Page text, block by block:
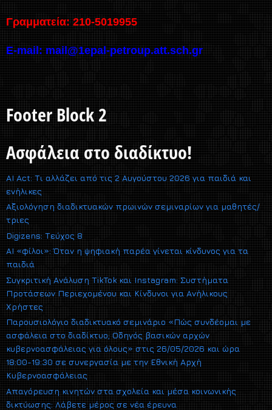
Γραμματεία: 210-5019955
E-mail: mail@1epal-petroup.att.sch.gr
Footer Block 2
Ασφάλεια στο διαδίκτυο!
AI Act: Τι αλλάζει από τις 2 Αυγούστου 2026 για παιδιά και
ενήλικες
Αξιολόγηση διαδικτυακών πρωινών σεμιναρίων για μαθητές/
τριες
Digizens: Τεύχος 8
AI «φίλοι»: Όταν η ψηφιακή παρέα γίνεται κίνδυνος για τα
παιδιά
Συγκριτική Ανάλυση TikTok και Instagram: Συστήματα
Προτάσεων Περιεχομένου και Κίνδυνοι για Ανήλικους
Χρήστες
Παρουσιολόγιο διαδικτυακό σεμινάριο «Πώς συνδέομαι με
ασφάλεια στο διαδίκτυο; Οδηγός βασικών αρχών
κυβερνοασφάλειας για όλους» στις 26/05/2026 και ώρα
18:00-19:30 σε συνεργασία με την Εθνική Αρχή
Κυβερνοασφάλειας
Απαγόρευση κινητών στα σχολεία και μέσα κοινωνικής
δικτύωσης: Λάβετε μέρος σε νέα έρευνα